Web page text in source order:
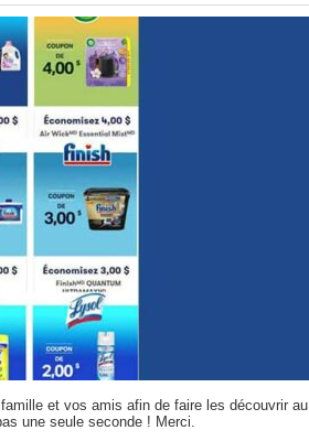
et vos amis afin de faire les découvrir au
une seule seconde ! Merci.